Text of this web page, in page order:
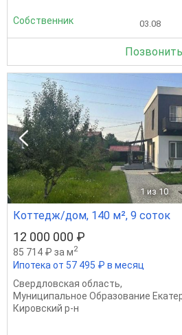
Собственник 03.08
Позвонить
1 из 10
Коттедж/дом, 140 м², 9 соток
12 000 000 ₽
85 714 ₽ за м2
Ипотека от 57 495 ₽ в месяц
Свердловская область,
Муниципальное Образование
Кировский р-н